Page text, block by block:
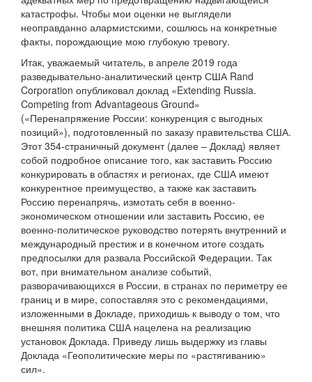
катастрофы. Чтобы мои оценки не выглядели
неоправданно алармистскими, сошлюсь на конкретные
факты, порождающие мою глубокую тревогу.
Итак, уважаемый читатель, в апреле 2019 года
разведывательно-аналитический центр США Rand
Corporation опубликовал доклад «Extending Russia.
Competing from Advantageous Ground»
(«Перенапряжение России: конкуренция с выгодных
позиций»), подготовленный по заказу правительства США.
Этот 354-страничный документ (далее – Доклад) являет
собой подробное описание того, как заставить Россию
конкурировать в областях и регионах, где США имеют
конкурентное преимущество, а также как заставить
Россию перенапрячь, измотать себя в военно-
экономическом отношении или заставить Россию, ее
военно-политическое руководство потерять внутренний и
международный престиж и в конечном итоге создать
предпосылки для развала Российской Федерации. Так
вот, при внимательном анализе событий,
разворачивающихся в России, в странах по периметру ее
границ и в мире, сопоставляя это с рекомендациями,
изложенными в Докладе, приходишь к выводу о том, что
внешняя политика США нацелена на реализацию
установок Доклада. Приведу лишь выдержку из главы
Доклада «Геополитические меры по «растягиванию»
сил».